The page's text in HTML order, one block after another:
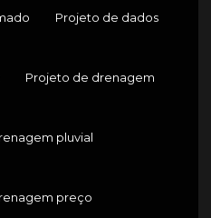
Projeto de dados
Projeto de drenagem
pluvial
preço